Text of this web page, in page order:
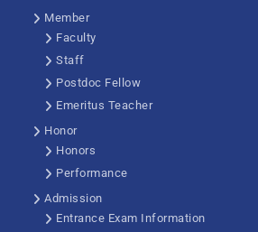
Member
Faculty
Staff
Postdoc Fellow
Emeritus Teacher
Honor
Honors
Performance
Admission
Entrance Exam Information